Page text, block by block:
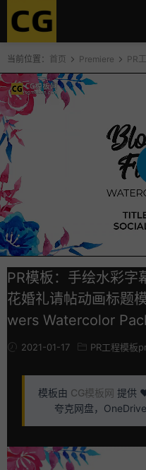
当前位置： 首页 Premiere PR
PR模板：手绘水彩字
花婚礼请帖动画标题
wers Watercolor
2021-01-17 PR工程模板
模板由 CG模板网 提供
夸克网盘，